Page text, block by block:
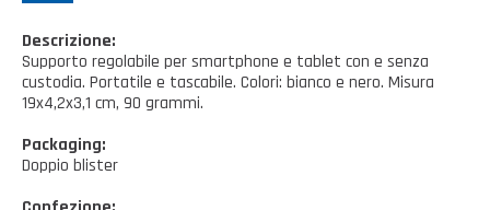
Borse, cesti e trolley
Casalinghi Cucina
Casalinghi Pulizia
Benessere e tempo libero
CONTATTI
Richiesta Informazioni
SHOP PRIVATI
NOVITÀ ED EVENTI
Descrizione:
Supporto regolabile per smartphone e tablet con e senza
custodia. Portatile e tascabile. Colori: bianco e nero. Misura
19x4,2x3,1 cm, 90 grammi.
Packaging:
Doppio blister